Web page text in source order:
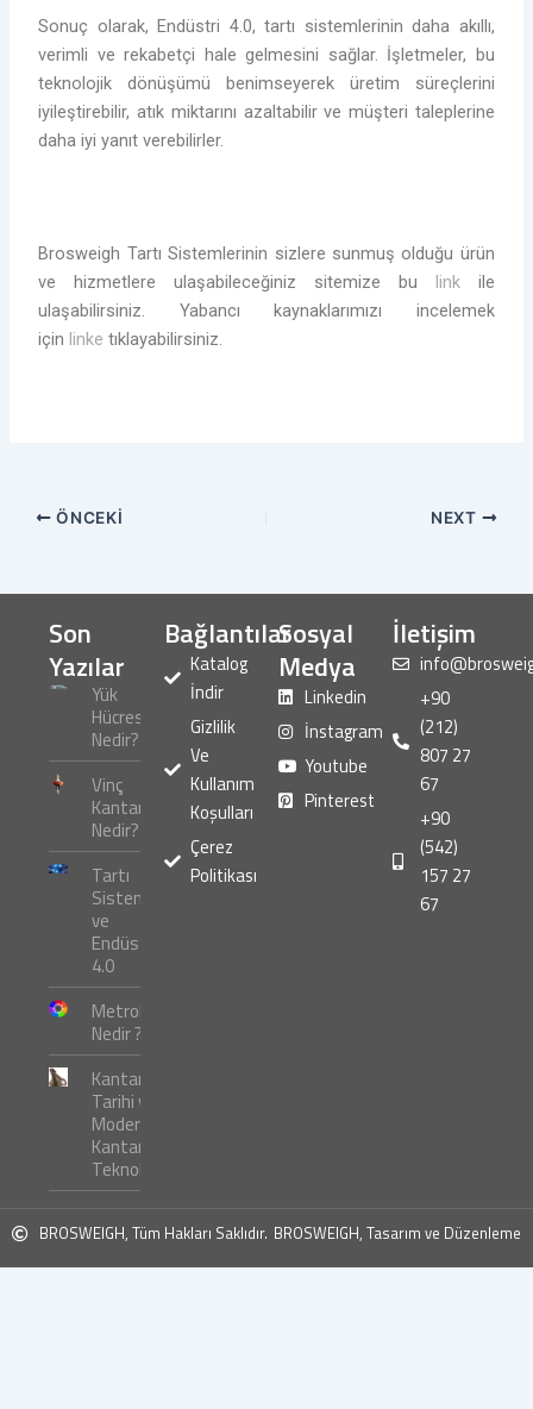
Sonuç olarak, Endüstri 4.0, tartı sistemlerinin daha akıllı,
verimli ve rekabetçi hale gelmesini sağlar. İşletmeler, bu
teknolojik dönüşümü benimseyerek üretim süreçlerini
iyileştirebilir, atık miktarını azaltabilir ve müşteri taleplerine
daha iyi yanıt verebilirler.
Brosweigh Tartı Sistemlerinin sizlere sunmuş olduğu ürün
ve hizmetlere ulaşabileceğiniz sitemize bu linkile
ulaşabilirsiniz. Yabancı kaynaklarımızı incelemek
için linke tıklayabilirsiniz.
ÖNCEKI NEXT
Son
Yazılar
Yük
Hücresi
Nedir?
Vinç
Kantarı
Nedir?
Tartı
Sistemleri
ve
Endüstri
4.0
Metroloji
Nedir ?
Kantar
Tarihi ve
Modern
Kantar
Teknolojileri
Bağlantılar
Katalog
İndir
Gizlilik
Ve
Kullanım
Koşulları
Çerez
Politikası
Sosyal
Medya
Linkedin
İnstagram
Youtube
Pinterest
İletişim
+90
(212)
807 27
67
+90
(542)
157 27
67
BROSWEIGH, Tüm Hakları Saklıdır. BROSWEIGH, Tasarım ve Düzenleme